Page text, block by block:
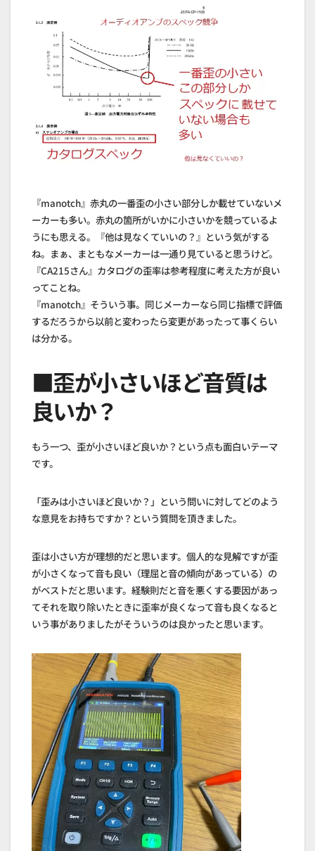
『manotch』赤丸の一番歪の小さい部分しか載せていないメ
ーカーも多い。赤丸の箇所がいかに小さいかを競っているよ
うにも思える。『他は見なくていいの？』という気がする
ね。まぁ、まともなメーカーは一通り見ていると思うけど。
『CA215さん』カタログの歪率は参考程度に考えた方が良い
ってことね。
『manotch』そういう事。同じメーカーなら同じ指標で評価
するだろうから以前と変わったら変更があったって事くらい
は分かる。
■歪が小さいほど音質は
良いか？
もう一つ、歪が小さいほど良いか？という点も面白いテーマ
です。
「歪みは小さいほど良いか？」という問いに対してどのよう
な意見をお持ちですか？という質問を頂きました。
歪は小さい方が理想的だと思います。個人的な見解ですが歪
が小さくなって音も良い（理屈と音の傾向があっている）の
がベストだと思います。経験則だと音を悪くする要因があっ
てそれを取り除いたときに歪率が良くなって音も良くなると
いう事がありましたがそういうのは良かったと思います。